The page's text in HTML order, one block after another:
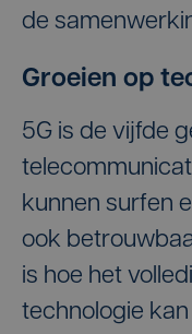
de
Groeien op
5G is de vijfde
kunnen surfen
ook
is hoe het
technologie